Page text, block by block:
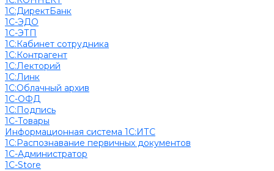
1С:ДиректБанк
1С-ЭДО
1С-ЭТП
1С:Кабинет сотрудника
1С:Контрагент
1С:Лекторий
1С:Линк
1С:Облачный архив
1С-ОФД
1С:Подпись
1С-Товары
Информационная система 1С:ИТС
1С:Распознавание первичных документов
1С-Администратор
1С-Store